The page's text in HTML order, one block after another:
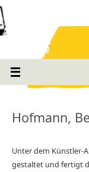
Hofmann,
Unter dem Künstler-
gestaltet und fertigt